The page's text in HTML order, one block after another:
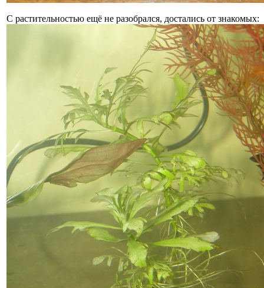
С растительностью ещё не разобрался, достались от знакомых: